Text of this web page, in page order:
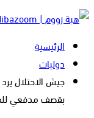
الرئيسية
دوليات
جيش الاحتلال
بقصف مدفعي